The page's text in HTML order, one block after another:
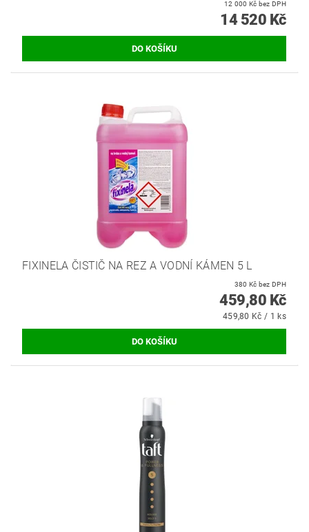
12 000 Kč bez DPH
14 520 Kč
FIXINELA ČISTIČ NA REZ A VODNÍ KÁMEN 5 L
380 Kč bez DPH
459,80 Kč
459,80 Kč / 1 ks